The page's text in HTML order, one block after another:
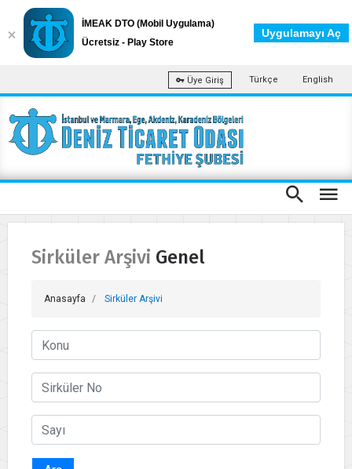
Üye Giriş Türkçe English
Sirküler Arşivi Genel
Anasayfa Sirküler Arşivi
İMEAK DTO (Mobil Uygulama)
Ücretsiz - Play Store
Uygulamayı Aç